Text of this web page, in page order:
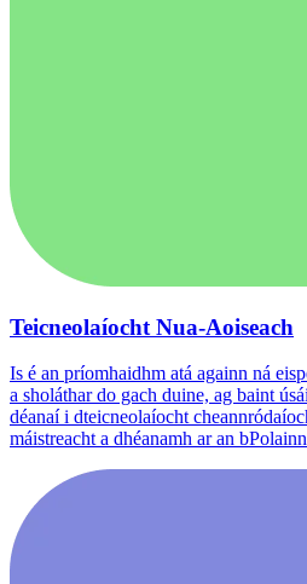
Teicneolaíocht Nua-Aoiseach
Is é an príomhaidhm atá againn ná
a sholáthar do gach duine, ag baint
déanaí i dteicneolaíocht
máistreacht a dhéanamh ar an